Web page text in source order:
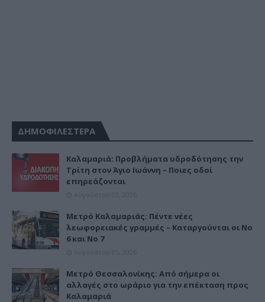
ΔΗΜΟΦΙΛΕΣΤΕΡΑ
Καλαμαριά: Προβλήματα υδροδότησης την
Τρίτη στον Άγιο Ιωάννη – Ποιες οδοί
επηρεάζονται
Μετρό Καλαμαριάς: Πέντε νέες
λεωφορειακές γραμμές – Καταργούνται οι Νο
6 και Νο 7
Μετρό Θεσσαλονίκης: Από σήμερα οι
αλλαγές στο ωράριο για την επέκταση προς
Καλαμαριά